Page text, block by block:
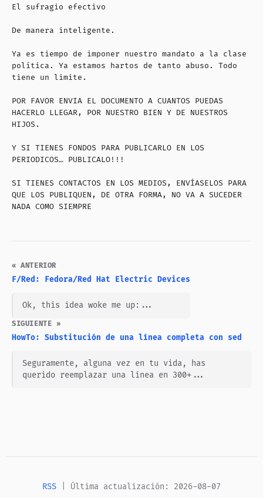
El sufragio efectivo
De manera inteligente.
Ya es tiempo de imponer nuestro mandato a la clase
política. Ya estamos hartos de tanto abuso. Todo
tiene un limite.
POR FAVOR ENVIA EL DOCUMENTO A CUANTOS PUEDAS
HACERLO LLEGAR, POR NUESTRO BIEN Y DE NUESTROS
HIJOS.
Y SI TIENES FONDOS PARA PUBLICARLO EN LOS
PERIODICOS… PUBLICALO!!!
SI TIENES CONTACTOS EN LOS MEDIOS, ENVÍASELOS PARA
QUE LOS PUBLIQUEN, DE OTRA FORMA, NO VA A SUCEDER
NADA COMO SIEMPRE
« ANTERIOR
F/Red: Fedora/Red Hat Electric Devices
Ok, this idea woke me up:...
SIGUIENTE »
HowTo: Substitución de una línea completa con sed
Seguramente, alguna vez en tu vida, has
querido reemplazar una línea en 300+...
RSS | Última actualización: 2026-08-07